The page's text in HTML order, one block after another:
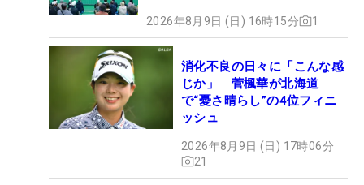
2026年8月9日 (日) 16時15分 1
消化不良の日々に「こんな感
じか」 菅楓華が北海道
で“憂さ晴らし”の4位フィニ
ッシュ
2026年8月9日 (日) 17時06分
21